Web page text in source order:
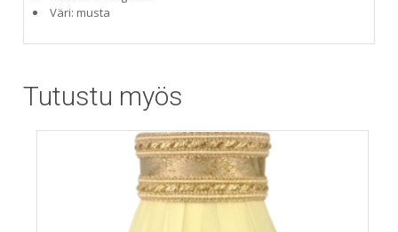
Väri: musta
Tutustu myös